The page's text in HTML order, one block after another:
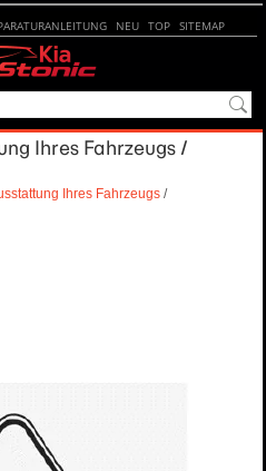
NEU TOP SITEMAP
Ihres Fahrzeugs /
Ihres Fahrzeugs /